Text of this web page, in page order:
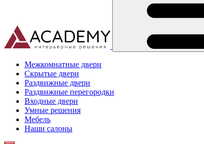
Межкомнатные двери
Скрытые двери
Раздвижные двери
Раздвижные перегородки
Входные двери
Умные решения
Мебель
Наши салоны